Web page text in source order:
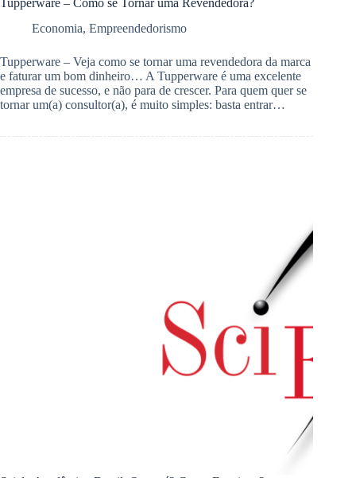
Economia, Empreendedorismo
Tupperware – Veja como se tornar uma revendedora da marca
e faturar um bom dinheiro… A Tupperware é uma excelente
empresa de sucesso, e não para de crescer. Para quem quer se
tornar um(a) consultor(a), é muito simples: basta entrar…